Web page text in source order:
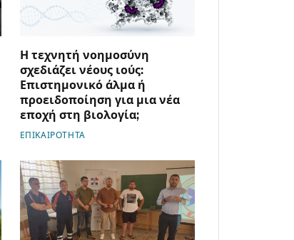
Η τεχνητή νοημοσύνη
σχεδιάζει νέους ιούς:
Επιστημονικό άλμα ή
προειδοποίηση για μια νέα
εποχή στη βιολογία;
ΕΠΙΚΑΙΡΟΤΗΤΑ